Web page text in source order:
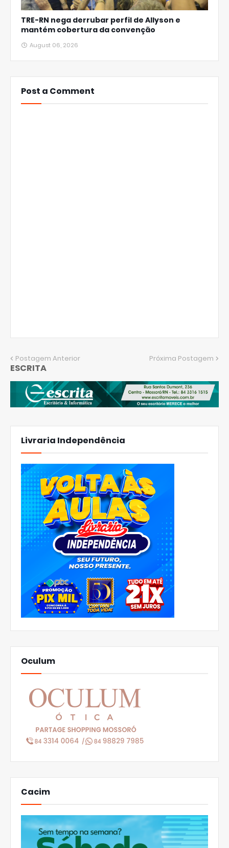
TRE-RN nega derrubar perfil de Allyson e
mantém cobertura da convenção
August 06, 2026
Post a Comment
Postagem Anterior Próxima Postagem
ESCRITA
Livraria Independência
Oculum
Cacim